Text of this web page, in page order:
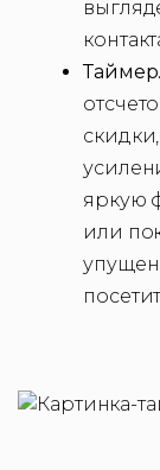
Таймер.
яркую
или